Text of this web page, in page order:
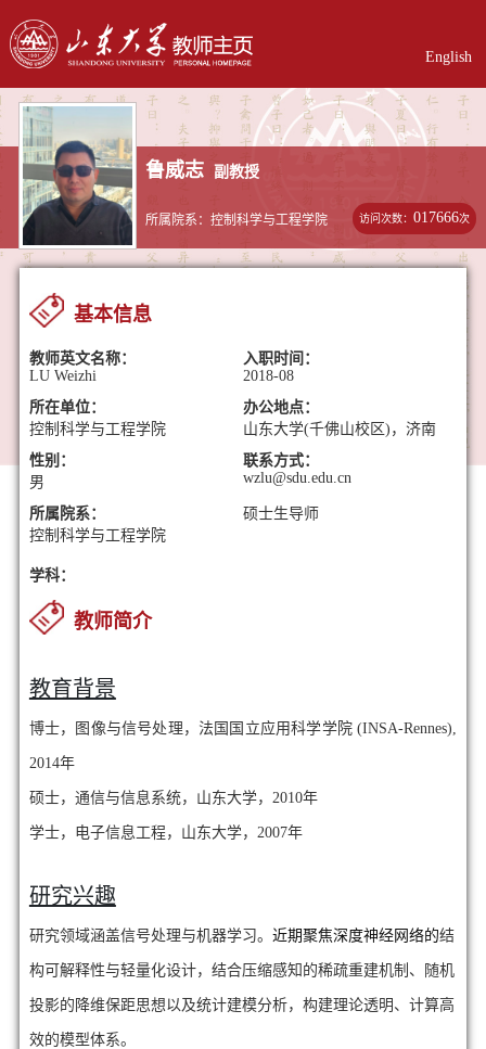
English
鲁威志 副教授
所属院系：控制科学与工程学院 访问次数：017666次
基本信息
教师英文名称：
LU Weizhi
入职时间：
2018-08
所在单位：
控制科学与工程学院
办公地点：
山东大学(千佛山校区)，济南
性别：
男
联系方式：
wzlu@sdu.edu.cn
所属院系：
控制科学与工程学院
硕士生导师
学科：
教师简介
教育背景
博士，图像与信号处理，法国国立应用科学学院 (INSA-Rennes),
2014年
硕士，通信与信息系统，山东大学，2010年
学士，电子信息工程，山东大学，2007年
研究兴趣
研究领域涵盖信号处理与机器学习。 近期聚焦深度神经网络的结
构可解释性与轻量化设计，结合压缩感知的稀疏重建机制、随机
投影的降维保距思想以及统计建模分析，构建理论透明、计算高
效的模型体系。